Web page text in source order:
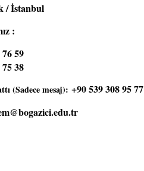
/ İstanbul
:
59
38
(Sadece mesaj): +90 539 308 95 77